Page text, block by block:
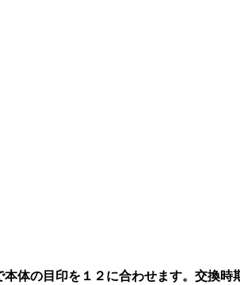
体の目印を１２に合わせます。交換時